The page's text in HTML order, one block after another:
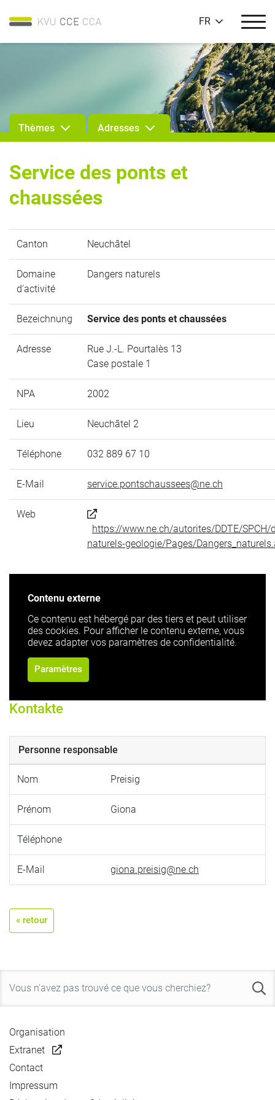
FR
Thèmes Adresses
Service des ponts et
chaussées
Canton Neuchâtel
Domaine
d'activité
Dangers naturels
Bezeichnung Service des ponts et chaussées
Adresse
Rue J.-L. Pourtalès 13
Case postale 1
NPA 2002
Lieu Neuchâtel 2
Téléphone 032 889 67 10
E-Mail service.pontschaussees@ne.ch
Web
https://www.ne.ch/autorites/DDTE/SPCH/
naturels-geologie/Pages/
Contenu externe
Ce contenu est hébergé par des tiers et peut utiliser
des cookies. Pour afficher le contenu externe, vous
devez adapter vos paramètres de confidentialité.
Paramètres
Kontakte
Personne responsable
Nom Preisig
Prénom Giona
Téléphone
E-Mail giona.preisig@ne.ch
« retour
Organisation
Extranet
Contact
Impressum